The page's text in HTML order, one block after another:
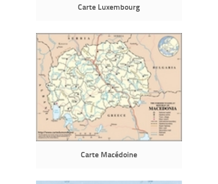
Carte Luxembourg
Carte Macédoine